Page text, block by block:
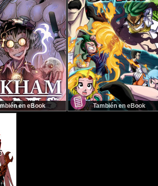
en eBook También en eBook